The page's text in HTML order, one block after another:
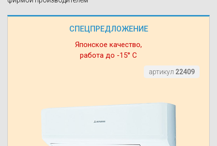
СПЕЦПРЕДЛОЖЕНИЕ
Японское качество,
работа до -15° С
артикул 22409